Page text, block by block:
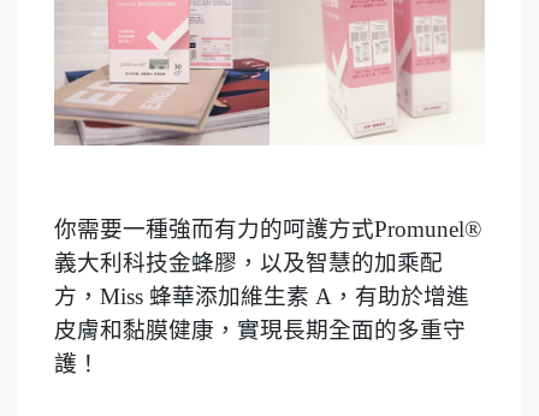
你需要一種強而有力的呵護方式Promunel®
義大利科技金蜂膠，以及智慧的加乘配
方，Miss 蜂華添加維生素 A，有助於增進
皮膚和黏膜健康，實現長期全面的多重守
護！